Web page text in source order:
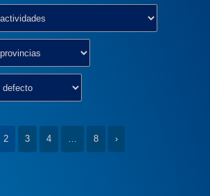
2 3 4 … 8 ›